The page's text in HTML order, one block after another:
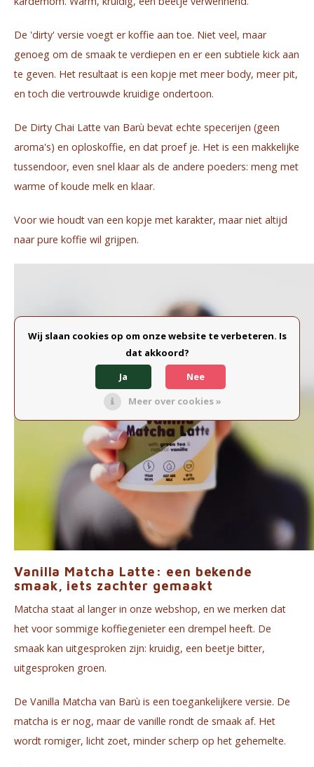
De 'dirty' versie voegt er koffie aan toe. Niet veel, maar
genoeg om de smaak te verdiepen en er een subtiele kick aan
te geven. Het resultaat is een kopje met meer body, meer pit,
en toch die vertrouwde kruidige ondertoon.
De Dirty Chai Latte van Barù bevat echte specerijen (geen
aroma's) en oploskoffie, en dat proef je. Het is een makkelijke
tussendoor, even snel klaar als de andere poeders: meng met
warme of koude melk en klaar.
Voor wie houdt van een kopje met karakter, maar niet altijd
naar pure koffie wil grijpen.
Vanilla Matcha Latte: een bekende
smaak, iets zachter gemaakt
Matcha staat al langer in onze webshop, en we merken dat
het voor sommige koffiegenieter een drempel heeft. De
smaak kan uitgesproken zijn: kruidig, een beetje bitter,
uitgesproken groen.
De Vanilla Matcha van Barù is een toegankelijkere versie. De
matcha is er nog, maar de vanille rondt de smaak af. Het
wordt romiger, licht zoet, minder scherp op het gehemelte.
Wij slaan cookies op om onze website te verbeteren. Is
dat akkoord?
Ja
Nee
Meer over cookies »